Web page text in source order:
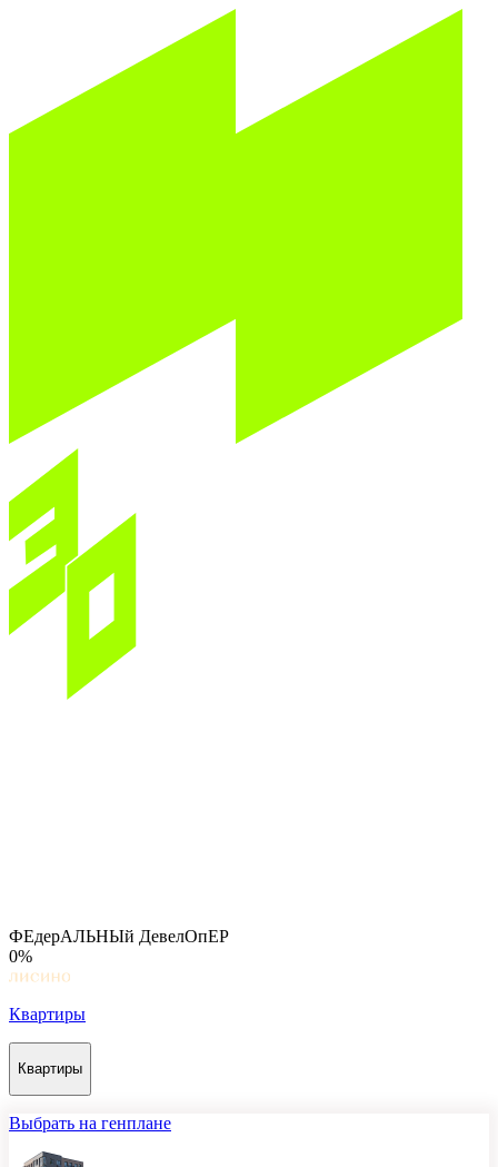
ФЕдерАЛЬНЫй ДевелОпЕР
0%
Квартиры
Квартиры
Выбрать на генплане